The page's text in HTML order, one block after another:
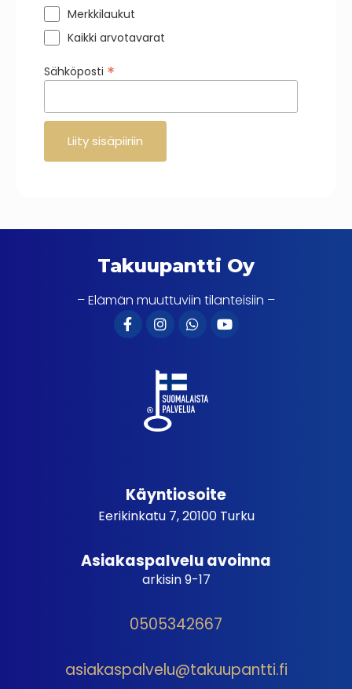
Merkkilaukut
Kaikki arvotavarat
Sähköposti *
Takuupantti Oy
– Elämän muuttuviin tilanteisiin –
Käyntiosoite
Eerikinkatu 7, 20100 Turku
Asiakaspalvelu avoinna
arkisin 9-17
0505342667
asiakaspalvelu@takuupantti.fi